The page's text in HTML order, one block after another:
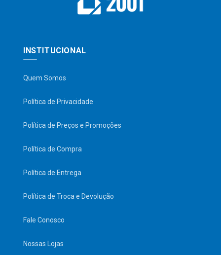
INSTITUCIONAL
Quem Somos
Política de Privacidade
Política de Preços e Promoções
Política de Compra
Política de Entrega
Política de Troca e Devolução
Fale Conosco
Nossas Lojas